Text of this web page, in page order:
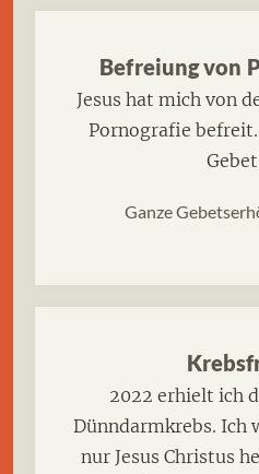
Befreiung von
Jesus hat mich von
Pornografie
Ganze
2022 erhielt ich
Dünndarmkrebs. Ich
nur Jesus Christus